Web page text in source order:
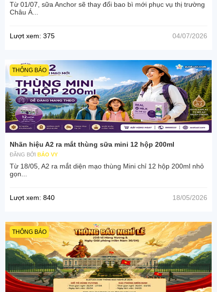
Từ 01/07, sữa Anchor sẽ thay đổi bao bì mới phục vụ thị trường
Châu Á...
Lượt xem: 375 04/07/2026
THÔNG BÁO
Nhãn hiệu A2 ra mắt thùng sữa mini 12 hộp 200ml
ĐĂNG BỞI BẢO VY
Từ 18/05, A2 ra mắt diện mạo thùng Mini chỉ 12 hộp 200ml nhỏ
gọn...
Lượt xem: 840 18/05/2026
THÔNG BÁO